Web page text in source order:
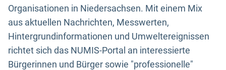
Organisationen in Niedersachsen. Mit einem Mix
aus aktuellen Nachrichten, Messwerten,
Hintergrundinformationen und Umweltereignissen
richtet sich das NUMIS-Portal an interessierte
Bürgerinnen und Bürger sowie "professionelle"